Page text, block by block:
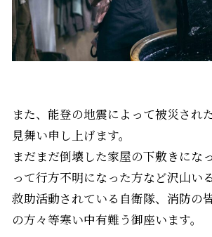
また、能登の地震によって被災され
見舞い申し上げます。
まだまだ倒壊した家屋の下敷きにな
って行方不明になった方など沢山い
救助活動されている自衛隊、消防の
の方々等寒い中有難う御座います。